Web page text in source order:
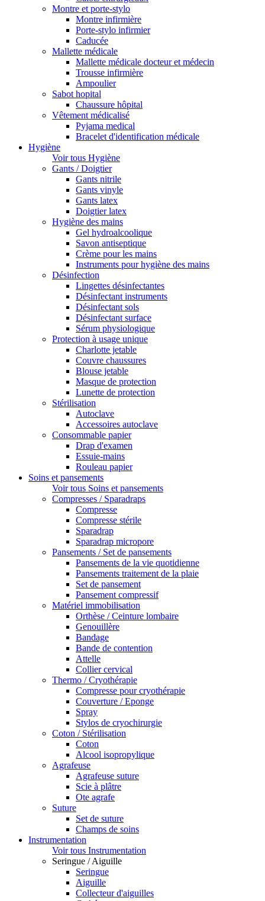
Montre et porte-stylo
Montre infirmière
Porte-stylo infirmier
Caducée
Mallette médicale
Mallette médicale docteur et médecin
Trousse infirmière
Ampoulier
Sabot hopital
Chaussure hôpital
Vêtement médicalisé
Pyjama medical
Bracelet d'identification médicale
Hygiène
Voir tous Hygiène
Gants / Doigtier
Gants nitrile
Gants vinyle
Gants latex
Doigtier latex
Hygiène des mains
Gel hydroalcoolique
Savon antiseptique
Crème pour les mains
Instruments pour hygiène des mains
Désinfection
Lingettes désinfectantes
Désinfectant instruments
Désinfectant sols
Désinfectant surface
Sérum physiologique
Protection à usage unique
Charlotte jetable
Couvre chaussures
Blouse jetable
Masque de protection
Lunette de protection
Stérilisation
Autoclave
Accessoires autoclave
Consommable papier
Drap d'examen
Essuie-mains
Rouleau papier
Soins et pansements
Voir tous Soins et pansements
Compresses / Sparadraps
Compresse
Compresse stérile
Sparadrap
Sparadrap micropore
Pansements / Set de pansements
Pansements de la vie quotidienne
Pansements traitement de la plaie
Set de pansement
Pansement compressif
Matériel immobilisation
Orthèse / Ceinture lombaire
Genouillère
Bandage
Bande de contention
Attelle
Collier cervical
Thermo / Cryothérapie
Compresse pour cryothérapie
Couverture / Eponge
Spray
Stylos de cryochirurgie
Coton / Stérilisation
Coton
Alcool isopropylique
Agrafeuse
Agrafeuse suture
Scie à plâtre
Ote agrafe
Suture
Set de suture
Champs de soins
Instrumentation
Voir tous Instrumentation
Seringue / Aiguille
Seringue
Aiguille
Collecteur d'aiguilles